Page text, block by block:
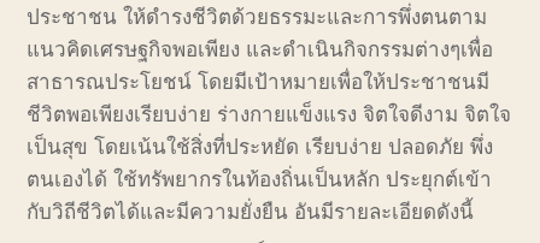
ประชาชน ให้ดำรงชีวิตด้วยธรรมะและการพึ่งตนตาม
แนวคิดเศรษฐกิจพอเพียง และดำเนินกิจกรรมต่างๆเพื่อ
สาธารณประโยชน์ โดยมีเป้าหมายเพื่อให้ประชาชนมี
ชีวิตพอเพียงเรียบง่าย ร่างกายแข็งแรง จิตใจดีงาม จิตใจ
เป็นสุข โดยเน้นใช้สิ่งที่ประหยัด เรียบง่าย ปลอดภัย พึ่ง
ตนเองได้ ใช้ทรัพยากรในท้องถิ่นเป็นหลัก ประยุกต์เข้า
กับวิถีชีวิตได้และมีความยั่งยืน อันมีรายละเอียดดังนี้